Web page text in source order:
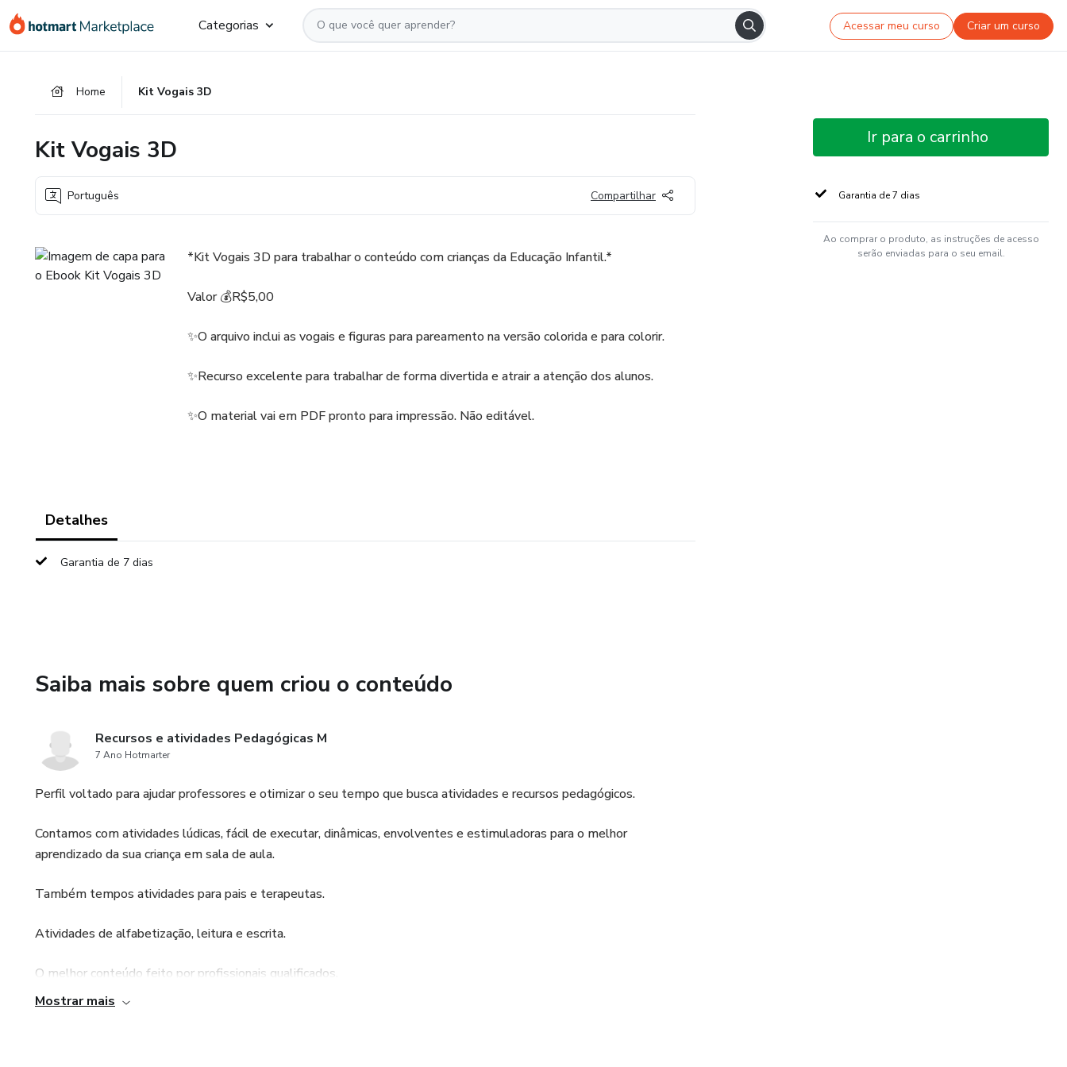
para
para
para
Categorias Acessar meu curso Criar um curso
Home Kit Vogais 3D
Kit Vogais 3D
Português Compartilhar
*Kit Vogais 3D para trabalhar o conteúdo com crianças da Educação Infantil.*
Valor 💰R$5,00
✨O arquivo inclui as vogais e figuras para pareamento na versão colorida e para colorir.
✨Recurso excelente para trabalhar de forma divertida e atrair a atenção dos alunos.
✨O material vai em PDF pronto para impressão. Não editável.
Detalhes
Garantia de 7 dias
Saiba mais sobre quem criou o conteúdo
Recursos e atividades Pedagógicas M
7 Ano Hotmarter
Perfil voltado para ajudar professores e otimizar o seu tempo que busca atividades e recursos pedagógicos.
Contamos com atividades lúdicas, fácil de executar, dinâmicas, envolventes e estimuladoras para o melhor
aprendizado da sua criança em sala de aula.
Também tempos atividades para pais e terapeutas.
Atividades de alfabetização, leitura e escrita.
O melhor conteúdo feito por profissionais qualificados.
Mostrar mais
Ir para o carrinho
Garantia de 7 dias
Ao comprar o produto, as instruções de acesso
serão enviadas para o seu email.